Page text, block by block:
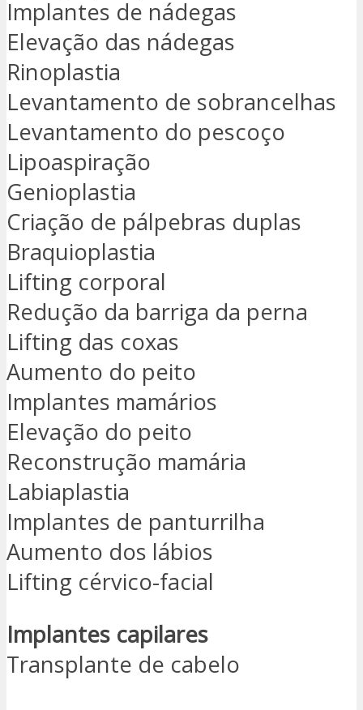
Implantes de nádegas
Elevação das nádegas
Rinoplastia
Levantamento de sobrancelhas
Levantamento do pescoço
Lipoaspiração
Genioplastia
Criação de pálpebras duplas
Braquioplastia
Lifting corporal
Redução da barriga da perna
Lifting das coxas
Aumento do peito
Implantes mamários
Elevação do peito
Reconstrução mamária
Labiaplastia
Implantes de panturrilha
Aumento dos lábios
Lifting cérvico-facial
Implantes capilares
Transplante de cabelo